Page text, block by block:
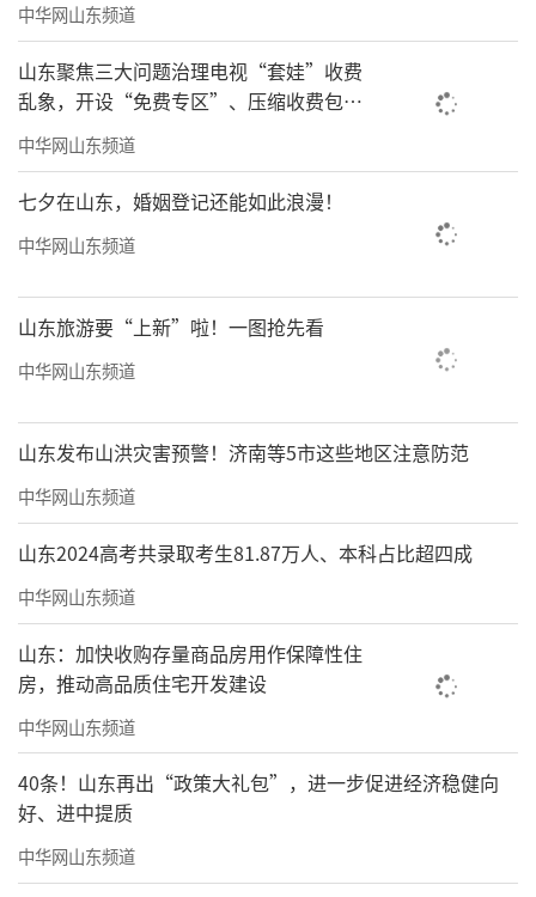
中华网山东频道
山东聚焦三大问题治理电视“套娃”收费
乱象，开设“免费专区”、压缩收费包比
例70%以上
中华网山东频道
七夕在山东，婚姻登记还能如此浪漫！
中华网山东频道
山东旅游要“上新”啦！一图抢先看
中华网山东频道
山东发布山洪灾害预警！济南等5市这些地区注意防范
中华网山东频道
山东2024高考共录取考生81.87万人、本科占比超四成
中华网山东频道
山东：加快收购存量商品房用作保障性住
房，推动高品质住宅开发建设
中华网山东频道
40条！山东再出“政策大礼包”，进一步促进经济稳健向
好、进中提质
中华网山东频道